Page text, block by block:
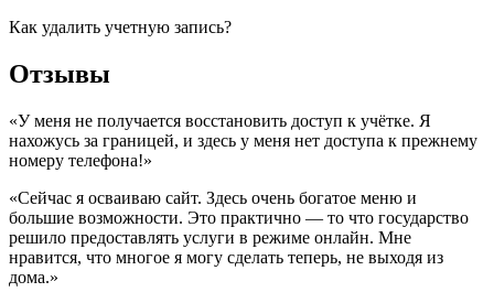
Как удалить учетную запись?
Отзывы
«У меня не получается восстановить доступ к учётке. Я
нахожусь за границей, и здесь у меня нет доступа к прежнему
номеру телефона!»
«Сейчас я осваиваю сайт. Здесь очень богатое меню и
большие возможности. Это практично — то что государство
решило предоставлять услуги в режиме онлайн. Мне
нравится, что многое я могу сделать теперь, не выходя из
дома.»